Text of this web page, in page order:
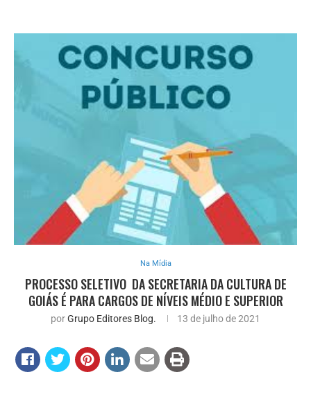
Na Mídia
PROCESSO SELETIVO DA SECRETARIA DA CULTURA DE
GOIÁS É PARA CARGOS DE NÍVEIS MÉDIO E SUPERIOR
porGrupo Editores Blog. 13 de julho de 2021